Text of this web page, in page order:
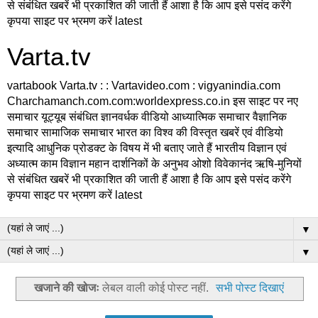
से संबंधित खबरें भी प्रकाशित की जाती हैं आशा है कि आप इसे पसंद करेंगे
कृपया साइट पर भ्रमण करें latest
Varta.tv
vartabook Varta.tv : : Vartavideo.com : vigyanindia.com
Charchamanch.com.com:worldexpress.co.in इस साइट पर नए
समाचार यूट्यूब संबंधित ज्ञानवर्धक वीडियो आध्यात्मिक समाचार वैज्ञानिक
समाचार सामाजिक समाचार भारत का विश्व की विस्तृत खबरें एवं वीडियो
इत्यादि आधुनिक प्रोडक्ट के विषय में भी बताए जाते हैं भारतीय विज्ञान एवं
अध्यात्म काम विज्ञान महान दार्शनिकों के अनुभव ओशो विवेकानंद ऋषि-मुनियों
से संबंधित खबरें भी प्रकाशित की जाती हैं आशा है कि आप इसे पसंद करेंगे
कृपया साइट पर भ्रमण करें latest
▼
▼
खजाने की खोजः लेबल वाली कोई पोस्ट नहीं. सभी पोस्ट दिखाएं